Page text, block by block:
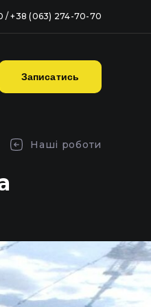
/ +38 (063) 274-70-70
Записатись
Наші роботи